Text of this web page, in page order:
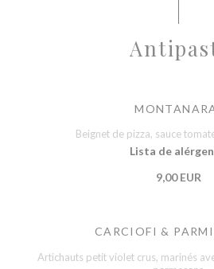
Beignet de pizza, sauce
Lista de
9,00 EUR
CARCIOFI &
Artichauts petit violet crus, marinés